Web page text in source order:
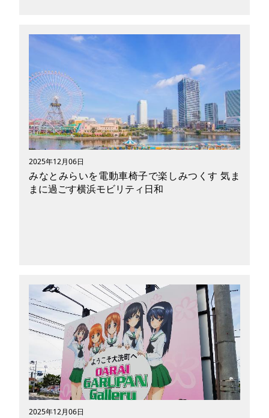
「完璧な俺の、何がダメだったんだ！？」のキャ
ッチフレーズで話題沸騰のドラマ『じゃあ あん
たが作ってみろよ』は、第5話を迎え、ファンに
よる聖地巡礼が開始されています。竹内涼真さん
と夏帆さんが演じる再生ロマンスコメディの舞
台・高円寺。そこから、又吉直樹さんの『火花』
の聖地である喫茶店を経由し、井の頭公園を抜
け、宮崎駿監督が愛した三鷹のジブリ美術館ま
で。今回は、これら聖地を巡る特別なツーリング
にご案内します。小回りが利くモビリティは、賑
わう商店街から穏やかな自然まで、このエリアの
空気感と自由を深く味わうのに最適です。最新の
感動と普遍的なアニメーションの魔法を肌で感
2025年12月06日
みなとみらいを電動車椅子で楽しみつくす 気ま
まに過ごす横浜モビリティ日和
関東を代表するウォーターフロント地区、みなと
みらい。横浜赤レンガ倉庫や中華街など、数々の
観光スポットに恵まれたエリアです。 街の先進
性を重視するみなとみらいは、車椅子ユーザーへ
のアプローチが充実していることも特徴的。 本
記事では、電動車椅子で来訪できるみなとみらい
のスポットをご紹介します。 「グルメも夜景も
観光も諦めたくない！」。そんな電動車椅子ユー
ザーの皆様のお役に、少しでも立てれば幸いで
す。
2025年12月06日